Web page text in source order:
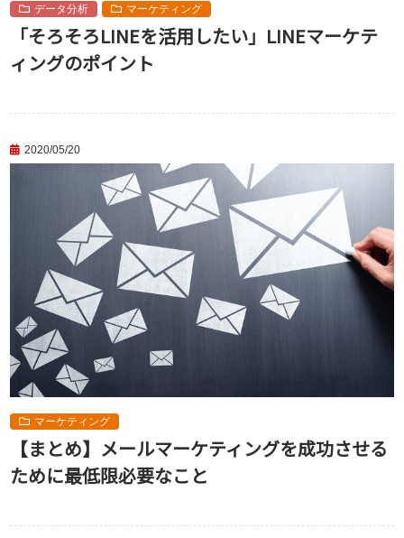
データ分析 マーケティング
「そろそろLINEを活用したい」LINEマーケテ
ィングのポイント
2020/05/20
マーケティング
【まとめ】メールマーケティングを成功させる
ために最低限必要なこと